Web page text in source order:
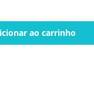
ao carrinho